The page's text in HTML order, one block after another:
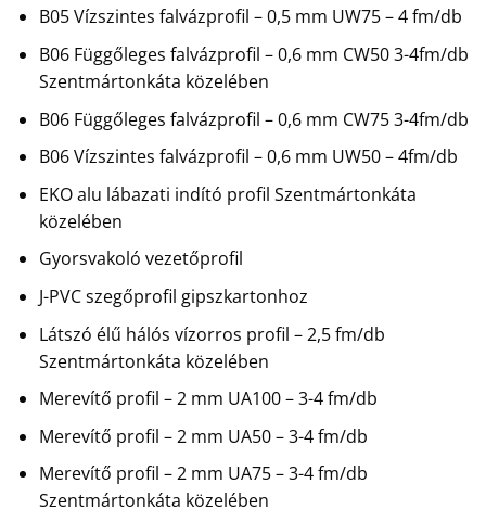
B05 Vízszintes falvázprofil – 0,5 mm UW75 – 4 fm/db
B06 Függőleges falvázprofil – 0,6 mm CW50 3-4fm/db
Szentmártonkáta közelében
B06 Függőleges falvázprofil – 0,6 mm CW75 3-4fm/db
B06 Vízszintes falvázprofil – 0,6 mm UW50 – 4fm/db
EKO alu lábazati indító profil Szentmártonkáta
közelében
Gyorsvakoló vezetőprofil
J-PVC szegőprofil gipszkartonhoz
Látszó élű hálós vízorros profil – 2,5 fm/db
Szentmártonkáta közelében
Merevítő profil – 2 mm UA100 – 3-4 fm/db
Merevítő profil – 2 mm UA50 – 3-4 fm/db
Merevítő profil – 2 mm UA75 – 3-4 fm/db
Szentmártonkáta közelében